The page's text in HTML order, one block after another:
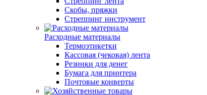
Скобы, пряжки
Стреппинг инструмент
Расходные материалы
Термоэтикетки
Кассовая (чековая) лента
Резинки для денег
Бумага для принтера
Почтовые конверты